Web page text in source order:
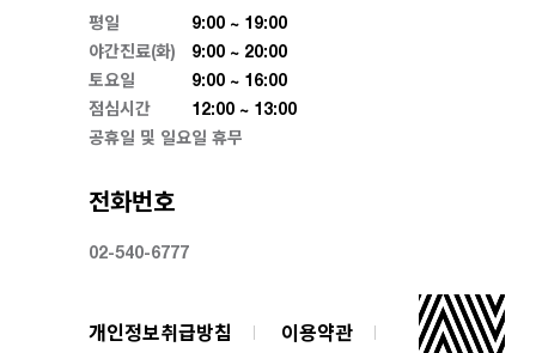
평일
9:00 ~ 19:00
야간진료(화)
9:00 ~ 20:00
토요일
9:00 ~ 16:00
점심시간
12:00 ~ 13:00
공휴일 및 일요일 휴무
전화번호
02-540-6777
개인정보취급방침 이용약관